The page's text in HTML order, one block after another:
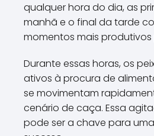
qualquer hora do dia, as
manhã e o final da tarde
momentos mais
Durante essas horas, os
ativos à procura de
se movimentam
cenário de caça. Essa
pode ser a chave para